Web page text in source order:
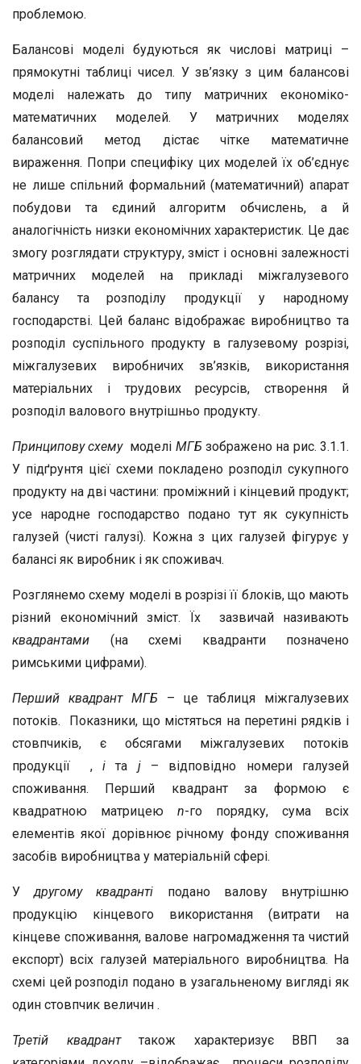
проблемою.
Балансові моделі будуються як числові матриці –
прямокутні таблиці чисел. У зв’язку з цим балансові
моделі належать до типу матричних економіко-
математичних моделей. У матричних моделях
балансовий метод дістає чітке математичне
вираження. Попри специфіку цих моделей їх об’єднує
не лише спільний формальний (математичний) апарат
побудови та єдиний алгоритм обчислень, а й
аналогічність низки економічних характеристик. Це дає
змогу розглядати структуру, зміст і основні залежності
матричних моделей на прикладі міжгалузевого
балансу та розподілу продукції у народному
господарстві. Цей баланс відображає виробництво та
розподіл суспільного продукту в галузевому розрізі,
міжгалузевих виробничих зв’язків, використання
матеріальних і трудових ресурсів, створення й
розподіл валового внутрішньо продукту.
Принципову схему моделі МГБ зображено на рис. 3.1.1.
У підґрунтя цієї схеми покладено розподіл сукупного
продукту на дві частини: проміжний і кінцевий продукт;
усе народне господарство подано тут як сукупність
галузей (чисті галузі). Кожна з цих галузей фігурує у
балансі як виробник і як споживач.
Розглянемо схему моделі в розрізі її блоків, що мають
різний економічний зміст. Їх зазвичай називають
квадрантами (на схемі квадранти позначено
римськими цифрами).
Перший квадрант МГБ – це таблиця міжгалузевих
потоків. Показники, що містяться на перетині рядків і
стовпчиків, є обсягами міжгалузевих потоків
продукції , іта j – відповідно номери галузей
споживання. Перший квадрант за формою є
квадратною матрицею n-го порядку, сума всіх
елементів якої дорівнює річному фонду споживання
засобів виробництва у матеріальній сфері.
Удругому квадранті подано валову внутрішню
продукцію кінцевого використання (витрати на
кінцеве споживання, валове нагромадження та чистий
експорт) всіх галузей матеріального виробництва. На
схемі цей розподіл подано в узагальненому вигляді як
один стовпчик величин .
Третій квадранттакож характеризує ВВП за